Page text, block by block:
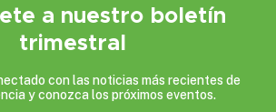
a nuestro boletín
trimestral
con las noticias más recientes de
y conozca los próximos eventos.